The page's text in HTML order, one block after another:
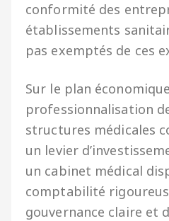
conformité des
établissements
pas exemptés de ces
Sur le plan
professionnalisation
structures médicales
un levier
un cabinet médical
comptabilité
gouvernance claire et